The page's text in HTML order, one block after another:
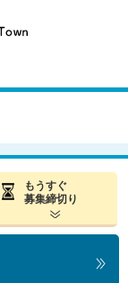
もうすぐ
募集締切り